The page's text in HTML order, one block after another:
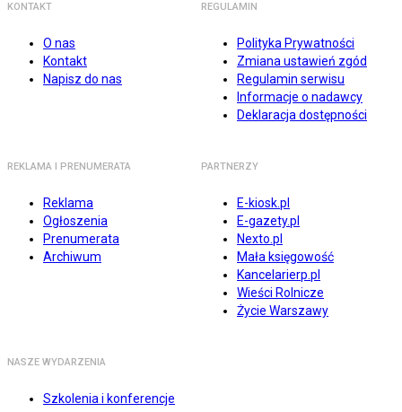
KONTAKT
O nas
Kontakt
Napisz do nas
REGULAMIN
Polityka Prywatności
Zmiana ustawień zgód
Regulamin serwisu
Informacje o nadawcy
Deklaracja dostępności
REKLAMA I PRENUMERATA
Reklama
Ogłoszenia
Prenumerata
Archiwum
PARTNERZY
E-kiosk.pl
E-gazety.pl
Nexto.pl
Mała księgowość
Kancelarierp.pl
Wieści Rolnicze
Życie Warszawy
NASZE WYDARZENIA
Szkolenia i konferencje